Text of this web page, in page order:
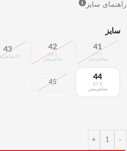
راهنمای سایز
سایز
41
25.5
سانتی‌متر
42
26.5
سانتی‌متر
43
27 سانتی‌متر
44
27.5
سانتی‌متر
45
-
+